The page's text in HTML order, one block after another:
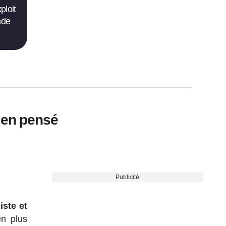
pensé
et
plus
Publicité